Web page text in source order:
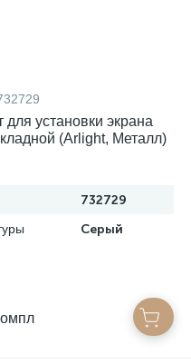
для установки экрана
(Arlight, Металл)
732729
Серый